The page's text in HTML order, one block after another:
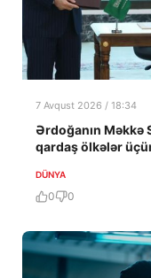
7 Avqust 2026 / 18:34
Ərdoğanın Məkkə
qardaş ölkələr
DÜNYA
0 0